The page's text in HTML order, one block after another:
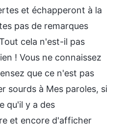
et échapperont à la
pas de remarques
cela n'est-il pas
! Vous ne connaissez
que ce n'est pas
sourds à Mes paroles, si
qu'il y a des
et encore d'afficher